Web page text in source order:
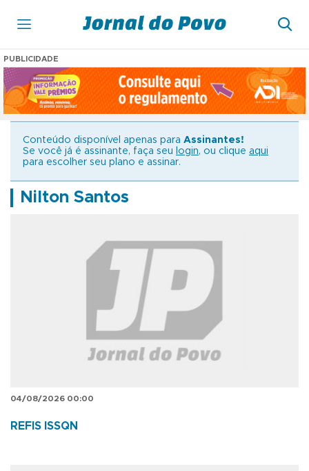
PUBLICIDADE
Conteúdo disponível apenas para Assinantes!
Se você já é assinante, faça seu
login, ou clique aqui
para escolher seu plano e assinar.
Nilton Santos
04/08/2026 00:00
REFIS ISSQN